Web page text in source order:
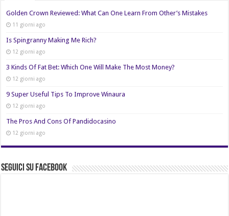
Golden Crown Reviewed: What Can One Learn From Other’s Mistakes
11 giorni ago
Is Spingranny Making Me Rich?
12 giorni ago
3 Kinds Of Fat Bet: Which One Will Make The Most Money?
12 giorni ago
9 Super Useful Tips To Improve Winaura
12 giorni ago
The Pros And Cons Of Pandidocasino
12 giorni ago
Seguici su Facebook